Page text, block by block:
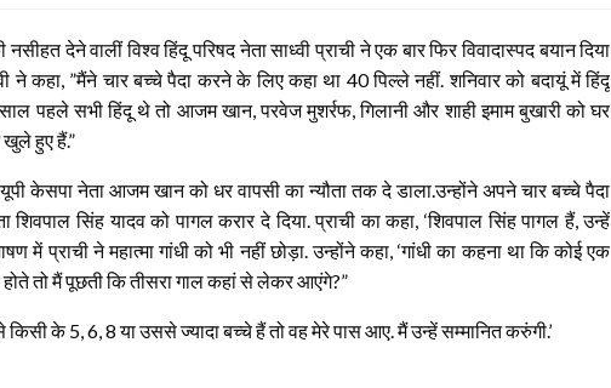
देने वालीं विश्व हिंदू परिषद नेता साध्‍वी प्राची ने एक बार फिर विवादास्पद बयान दिया
कहा, ”मैंने चार बच्‍चे पैदा करने के लिए कहा था 40 पिल्‍ले नहीं. शनिवार को बदायूं में हिंदू
पहले सभी हिंदू थे तो आजम खान, परवेज मुशर्रफ, गिलानी और शाही इमाम बुखारी को घर
खुले हुए हैं.”
केसपा नेता आजम खान को धर वापसी का न्यौता तक दे डाला.उन्होंने अपने चार बच्चे पैदा
सिंह यादव को पागल करार दे दिया. प्राची का कहा, ‘शिवपाल सिंह पागल हैं, उन्हें
में प्राची ने महात्मा गांधी को भी नहीं छोड़ा. उन्होंने कहा, ‘गांधी का कहना था कि कोई एक
तो मैं पूछती कि तीसरा गाल कहां से लेकर आएंगे?”
के 5, 6, 8 या उससे ज्यादा बच्चे हैं तो वह मेरे पास आए. मैं उन्हें सम्मानित करुंगी.’